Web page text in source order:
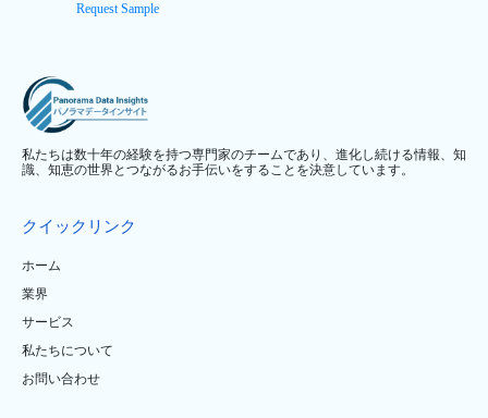
Request Sample
私たちは数十年の経験を持つ専門家のチームであり、進化し続ける情報、知
識、知恵の世界とつながるお手伝いをすることを決意しています。
クイックリンク
ホーム
業界
サービス
私たちについて
お問い合わせ